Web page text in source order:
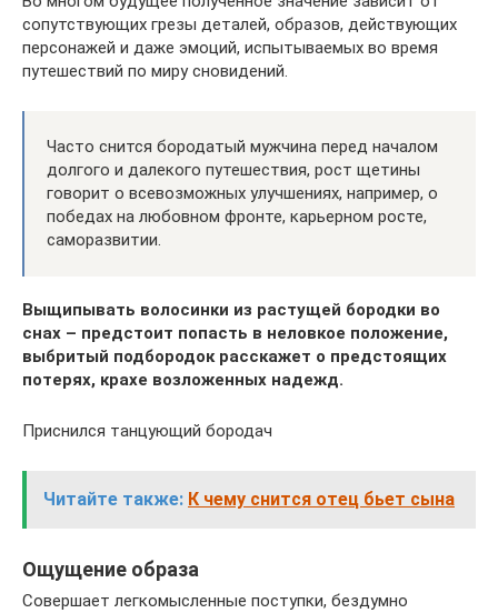
сопутствующих грезы деталей, образов, действующих
персонажей и даже эмоций, испытываемых во время
путешествий по миру сновидений.
Часто снится бородатый мужчина перед началом
долгого и далекого путешествия, рост щетины
говорит о всевозможных улучшениях, например, о
победах на любовном фронте, карьерном росте,
саморазвитии.
Выщипывать волосинки из растущей бородки во
снах – предстоит попасть в неловкое положение,
выбритый подбородок расскажет о предстоящих
потерях, крахе возложенных надежд.
Приснился танцующий бородач
Читайте также: К чему снится отец бьет сына
Ощущение образа
Совершает легкомысленные поступки, бездумно